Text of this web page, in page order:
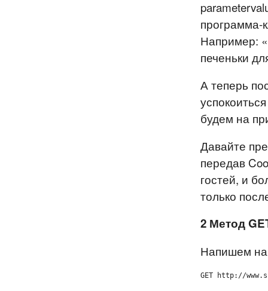
программа-
Например:
печеньки
А теперь
будем на
Давайте
передав
гостей, и
только
2 Метод
Напишем
GET http://